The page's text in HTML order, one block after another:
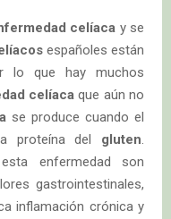
celíaca y se
españoles están
lo que hay muchos
celíaca que aún no
se produce cuando el
proteína del gluten
enfermedad son
gastrointestinales,
inflamación crónica y